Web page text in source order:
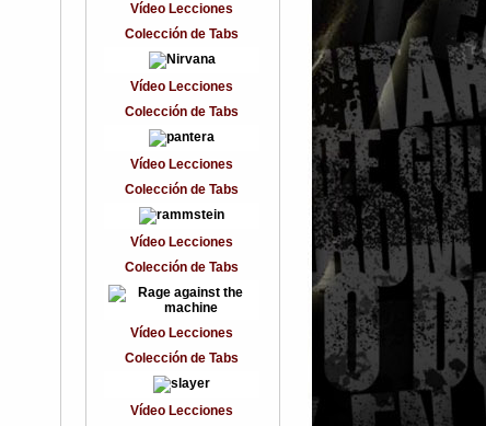
Vídeo Lecciones
Colección de Tabs
Vídeo Lecciones
Colección de Tabs
Vídeo Lecciones
Colección de Tabs
Vídeo Lecciones
Colección de Tabs
Vídeo Lecciones
Colección de Tabs
Vídeo Lecciones